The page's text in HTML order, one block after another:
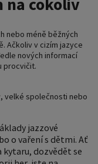
nebo méně běžných
Ačkoliv v cizím jazyce
nových informací
procvičit.
velké společnosti nebo
jazzové
o vaření s dětmi. Ať
dozvědět se